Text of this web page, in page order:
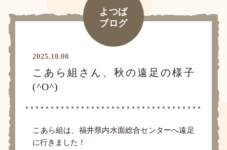
よつば
ブログ
2025.10.08
こあら組さん、秋の遠足の様子
(^O^)
こあら組は、福井県内水面総合センターへ遠足
に行きました！